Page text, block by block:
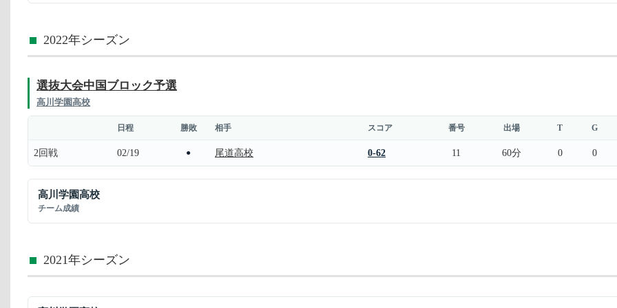
2022年シーズン
選抜大会中国ブロック予選
高川学園高校
日程 勝敗 相手 スコア 番号 出場 T G
2回戦 02/19 ● 尾道高校 0-62 11 60分 0 0
高川学園高校
チーム成績
2021年シーズン